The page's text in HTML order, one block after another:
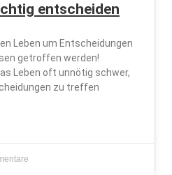
entscheiden
Leben um Entscheidungen
getroffen werden!
Leben oft unnötig schwer,
zu treffen